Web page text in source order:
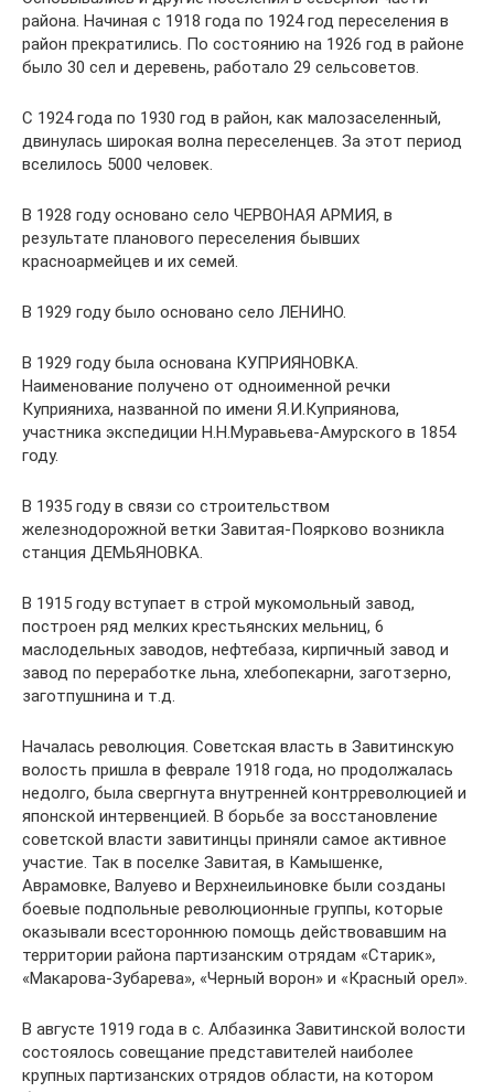
района. Начиная с 1918 года по 1924 год переселения в
район прекратились. По состоянию на 1926 год в районе
было 30 сел и деревень, работало 29 сельсоветов.
С 1924 года по 1930 год в район, как малозаселенный,
двинулась широкая волна переселенцев. За этот период
вселилось 5000 человек.
В 1928 году основано село ЧЕРВОНАЯ АРМИЯ, в
результате планового переселения бывших
красноармейцев и их семей.
В 1929 году было основано село ЛЕНИНО.
В 1929 году была основана КУПРИЯНОВКА.
Наименование получено от одноименной речки
Куприяниха, названной по имени Я.И.Куприянова,
участника экспедиции Н.Н.Муравьева-Амурского в 1854
году.
В 1935 году в связи со строительством
железнодорожной ветки Завитая-Поярково возникла
станция ДЕМЬЯНОВКА.
В 1915 году вступает в строй мукомольный завод,
построен ряд мелких крестьянских мельниц, 6
маслодельных заводов, нефтебаза, кирпичный завод и
завод по переработке льна, хлебопекарни, заготзерно,
заготпушнина и т.д.
Началась революция. Советская власть в Завитинскую
волость пришла в феврале 1918 года, но продолжалась
недолго, была свергнута внутренней контрреволюцией и
японской интервенцией. В борьбе за восстановление
советской власти завитинцы приняли самое активное
участие. Так в поселке Завитая, в Камышенке,
Аврамовке, Валуево и Верхнеильиновке были созданы
боевые подпольные революционные группы, которые
оказывали всестороннюю помощь действовавшим на
территории района партизанским отрядам «Старик»,
«Макарова-Зубарева», «Черный ворон» и «Красный орел».
В августе 1919 года в с. Албазинка Завитинской волости
состоялось совещание представителей наиболее
крупных партизанских отрядов области, на котором